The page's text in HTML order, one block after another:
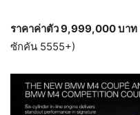
ราคาค่าตัว 9,999,000 บาท
ซักคัน 5555+)